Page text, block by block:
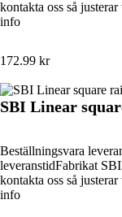
kontakta oss så
info
172.99 kr
SBI Linear
Beställningsvara
leveranstidFabrikat
kontakta oss så
info